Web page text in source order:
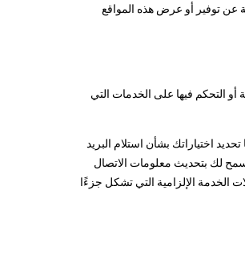
عن توفير أو عرض هذه المواقع
أو التحكم فيها على الخدمات التي
اختياراتك بشأن استلام البريد
يسمح لك بتحديث معلومات الاتصال
الخدمة الإلزامية التي تشكل جزءًا